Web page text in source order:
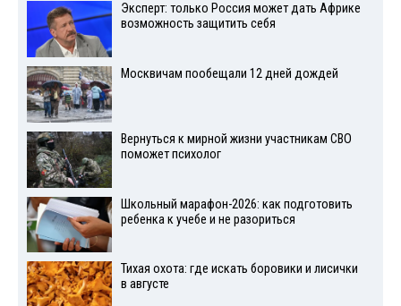
Эксперт: только Россия может дать Африке
возможность защитить себя
Москвичам пообещали 12 дней дождей
Вернуться к мирной жизни участникам СВО
поможет психолог
Школьный марафон-2026: как подготовить
ребенка к учебе и не разориться
Тихая охота: где искать боровики и лисички
в августе